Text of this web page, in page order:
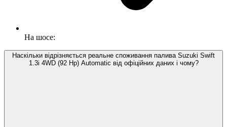
На шосе:
Наскільки відрізняється реальне споживання палива Suzuki Swift
1.3i 4WD (92 Hp) Automatic від офіційних даних і чому?